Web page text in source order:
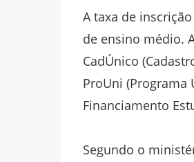
A taxa de
de ensino médio.
CadÚnico
ProUni (Programa
Financiamento
Segundo o